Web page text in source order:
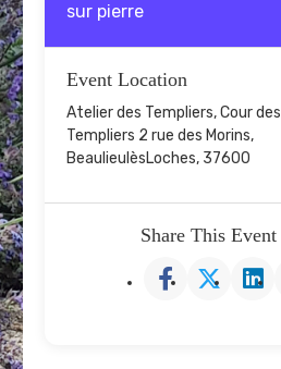
sur pierre
Event Location
Atelier des Templiers, Cour des
Templiers 2 rue des Morins,
BeaulieulèsLoches, 37600
Share This Event